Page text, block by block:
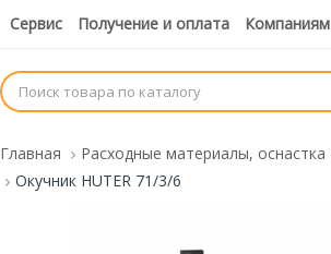
Сервис Получение и оплата Компаниям
Главная Расходные материалы, оснастка
Окучник HUTER 71/3/6